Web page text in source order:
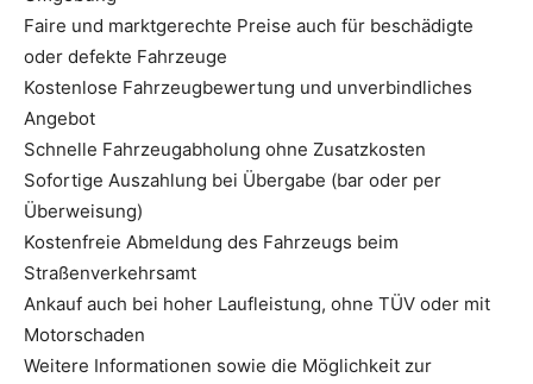
Faire und marktgerechte Preise auch für beschädigte
oder defekte Fahrzeuge
Kostenlose Fahrzeugbewertung und unverbindliches
Angebot
Schnelle Fahrzeugabholung ohne Zusatzkosten
Sofortige Auszahlung bei Übergabe (bar oder per
Überweisung)
Kostenfreie Abmeldung des Fahrzeugs beim
Straßenverkehrsamt
Ankauf auch bei hoher Laufleistung, ohne TÜV oder mit
Motorschaden
Weitere Informationen sowie die Möglichkeit zur